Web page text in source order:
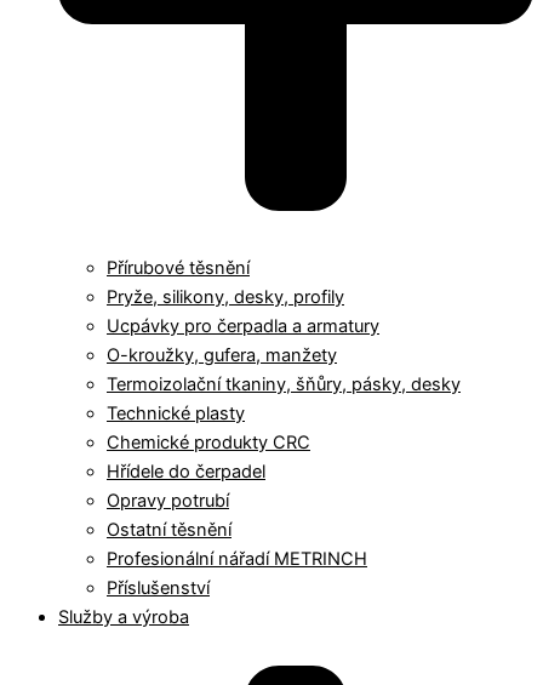
Přírubové těsnění
Pryže, silikony, desky, profily
Ucpávky pro čerpadla a armatury
O-kroužky, gufera, manžety
Termoizolační tkaniny, šňůry, pásky, desky
Technické plasty
Chemické produkty CRC
Hřídele do čerpadel
Opravy potrubí
Ostatní těsnění
Profesionální nářadí METRINCH
Příslušenství
Služby a výroba